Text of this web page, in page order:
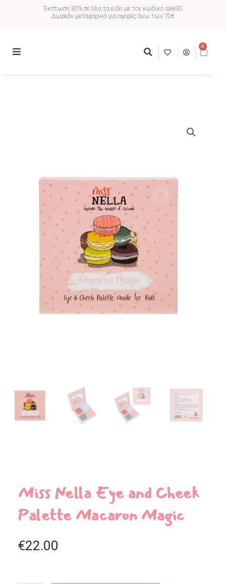
Έκπτωση 30% σε όλα τα είδη με τον κωδικό sale30
Δωρεάν μεταφορικά για αγορές άνω των 70€
0
Miss Nella Eye and Cheek
Palette Macaron Magic
€22.00